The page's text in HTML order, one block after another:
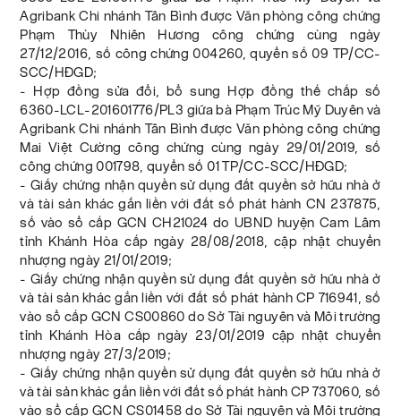
Agribank Chi nhánh Tân Bình được Văn phòng công chứng
Phạm Thùy Nhiên Hương công chứng cùng ngày
27/12/2016, số công chứng 004260, quyển số 09 TP/CC-
SCC/HĐGD;
- Hợp đồng sửa đổi, bổ sung Hợp đồng thế chấp số
6360-LCL-201601776/PL3 giữa bà Phạm Trúc Mỹ Duyên và
Agribank Chi nhánh Tân Bình được Văn phòng công chứng
Mai Việt Cường công chứng cùng ngày 29/01/2019, số
công chứng 001798, quyển số 01 TP/CC-SCC/HĐGD;
- Giấy chứng nhận quyền sử dụng đất quyền sở hữu nhà ở
và tài sản khác gắn liền với đất số phát hành CN 237875,
số vào sổ cấp GCN CH21024 do UBND huyện Cam Lâm
tỉnh Khánh Hòa cấp ngày 28/08/2018, cập nhật chuyển
nhượng ngày 21/01/2019;
- Giấy chứng nhận quyền sử dụng đất quyền sở hữu nhà ở
và tài sản khác gắn liền với đất số phát hành CP 716941, số
vào sổ cấp GCN CS00860 do Sở Tài nguyên và Môi trường
tỉnh Khánh Hòa cấp ngày 23/01/2019 cập nhật chuyển
nhượng ngày 27/3/2019;
- Giấy chứng nhận quyền sử dụng đất quyền sở hữu nhà ở
và tài sản khác gắn liền với đất số phát hành CP 737060, số
vào sổ cấp GCN CS01458 do Sở Tài nguyên và Môi trường